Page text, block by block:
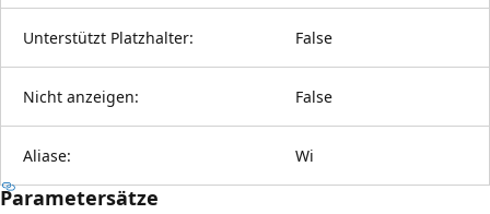
Unterstützt Platzhalter: False
Nicht anzeigen: False
Aliase: Wi
Parametersätze